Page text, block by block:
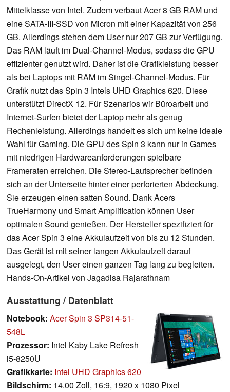
Mittelklasse von Intel. Zudem verbaut Acer 8 GB RAM und
eine SATA-III-SSD von Micron mit einer Kapazität von 256
GB. Allerdings stehen dem User nur 207 GB zur Verfügung.
Das RAM läuft im Dual-Channel-Modus, sodass die GPU
effizienter genutzt wird. Daher ist die Grafikleistung besser
als bei Laptops mit RAM im Singel-Channel-Modus. Für
Grafik nutzt das Spin 3 Intels UHD Graphics 620. Diese
unterstützt DirectX 12. Für Szenarios wir Büroarbeit und
Internet-Surfen bietet der Laptop mehr als genug
Rechenleistung. Allerdings handelt es sich um keine ideale
Wahl für Gaming. Die GPU des Spin 3 kann nur in Games
mit niedrigen Hardwareanforderungen spielbare
Frameraten erreichen. Die Stereo-Lautsprecher befinden
sich an der Unterseite hinter einer perforierten Abdeckung.
Sie erzeugen einen satten Sound. Dank Acers
TrueHarmony und Smart Amplification können User
optimalen Sound genießen. Der Hersteller spezifiziert für
das Acer Spin 3 eine Akkulaufzeit von bis zu 12 Stunden.
Das Gerät ist mit seiner langen Akkulaufzeit darauf
ausgelegt, den User einen ganzen Tag lang zu begleiten.
Hands-On-Artikel von Jagadisa Rajarathnam
Ausstattung / Datenblatt
Notebook: Acer Spin 3 SP314-51-
548L
Prozessor: Intel Kaby Lake Refresh
i5-8250U
Grafikkarte: Intel UHD Graphics 620
Bildschirm: 14.00 Zoll, 16:9, 1920 x 1080 Pixel